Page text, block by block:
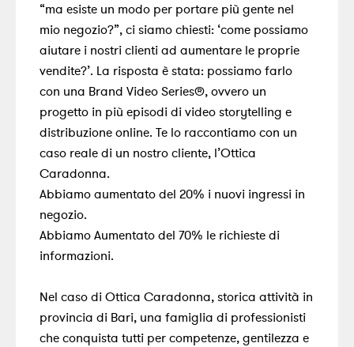
“ma esiste un modo per portare più gente nel
mio negozio?”, ci siamo chiesti: ‘come possiamo
aiutare i nostri clienti ad aumentare le proprie
vendite?’. La risposta è stata: possiamo farlo
con una Brand Video Series®, ovvero un
progetto in più episodi di video storytelling e
distribuzione online. Te lo raccontiamo con un
caso reale di un nostro cliente, l’Ottica
Caradonna.
Abbiamo aumentato del 20% i nuovi ingressi in
negozio.
Abbiamo Aumentato del 70% le richieste di
informazioni.
Nel caso di Ottica Caradonna, storica attività in
provincia di Bari, una famiglia di professionisti
che conquista tutti per competenze, gentilezza e